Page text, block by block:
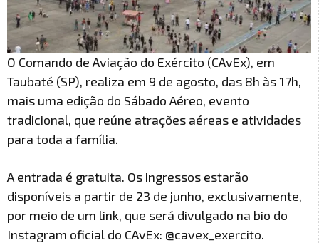
O Comando de Aviação do Exército (CAvEx), em
Taubaté (SP), realiza em 9 de agosto, das 8h às 17h,
mais uma edição do Sábado Aéreo, evento
tradicional, que reúne atrações aéreas e atividades
para toda a família.
A entrada é gratuita. Os ingressos estarão
disponíveis a partir de 23 de junho, exclusivamente,
por meio de um link, que será divulgado na bio do
Instagram oficial do CAvEx: @cavex_exercito.